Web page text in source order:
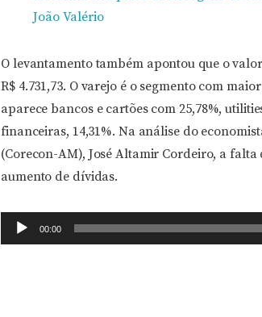
João Valério
O levantamento também apontou que o
R$ 4.731,73. O varejo é o segmento com
aparece bancos e cartões com 25,78%,
financeiras, 14,31%. Na análise do
(Corecon-AM), José Altamir Cordeiro, a
aumento de dívidas.
Tocador
de
00:00